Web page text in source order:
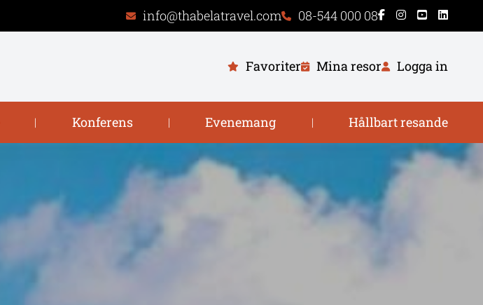
info@thabelatravel.com 08-544 000 08
Favoriter Mina resor Logga in
| Konferens | Evenemang | Hållbart resande